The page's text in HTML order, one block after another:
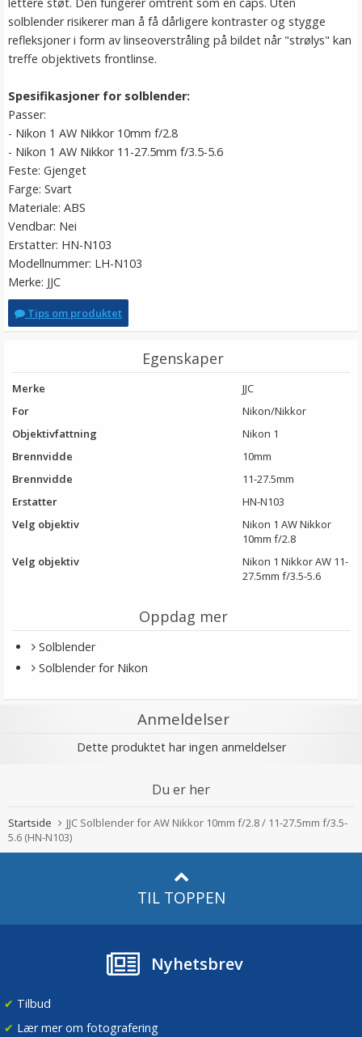
solblender risikerer man å få dårligere kontraster og stygge
refleksjoner i form av linseoverstråling på bildet når "strølys" kan
treffe objektivets frontlinse.
Spesifikasjoner for solblender:
Passer:
- Nikon 1 AW Nikkor 10mm f/2.8
- Nikon 1 AW Nikkor 11-27.5mm f/3.5-5.6
Feste: Gjenget
Farge: Svart
Materiale: ABS
Vendbar: Nei
Erstatter: HN-N103
Modellnummer: LH-N103
Merke: JJC
Tips om produktet
Egenskaper
Merke
JJC
For
Nikon/Nikkor
Objektivfattning
Nikon 1
Brennvidde
10mm
Brennvidde
11-27.5mm
Erstatter
HN-N103
Velg objektiv
Nikon 1 AW Nikkor
10mm f/2.8
Velg objektiv
Nikon 1 Nikkor AW 11-
27.5mm f/3.5-5.6
Oppdag mer
Solblender
Solblender for Nikon
Anmeldelser
Dette produktet har ingen anmeldelser
Du er her
Startside
JJC Solblender for AW Nikkor 10mm f/2.8 / 11-27.5mm f/3.5-
5.6 (HN-N103)
TIL TOPPEN
Nyhetsbrev
✔ Tilbud
✔ Lær mer om fotografering